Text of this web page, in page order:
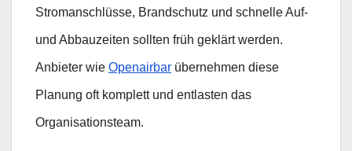
Stromanschlüsse, Brandschutz und schnelle Auf-
und Abbauzeiten sollten früh geklärt werden.
Anbieter wie Openairbar übernehmen diese
Planung oft komplett und entlasten das
Organisationsteam.